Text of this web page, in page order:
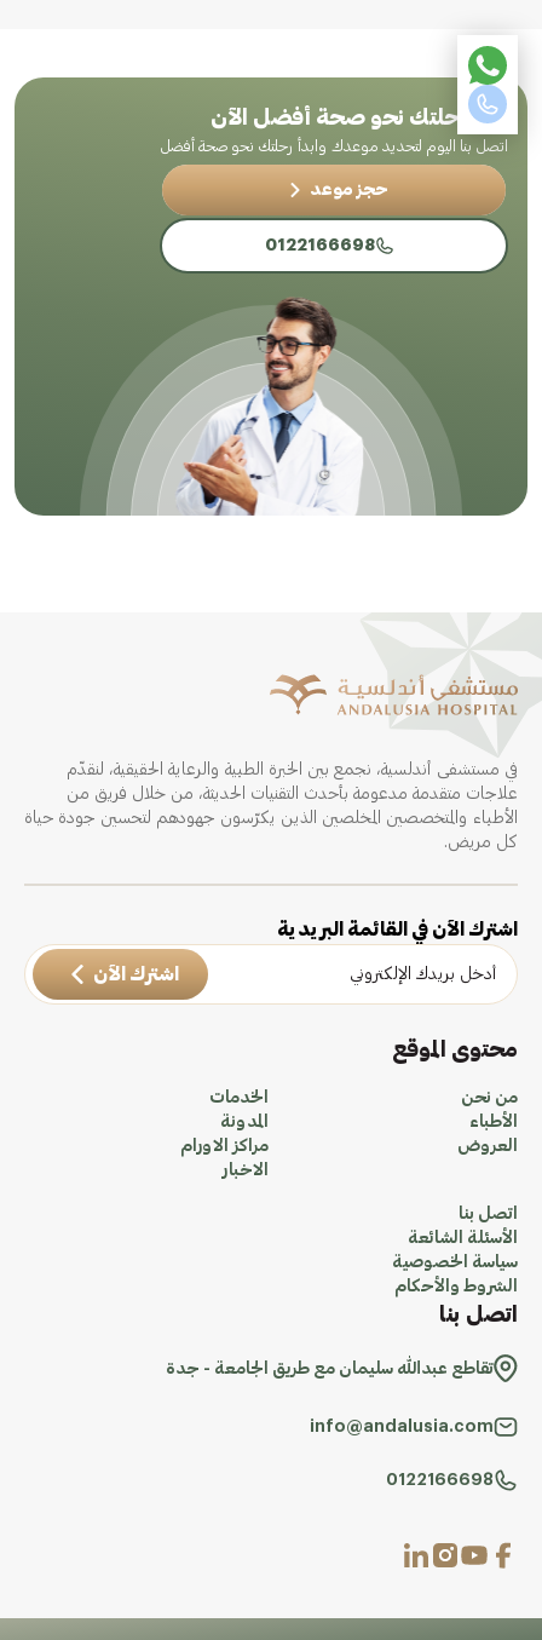
ابدأ رحلتك نحو صحة أفضل الآن
اتصل بنا اليوم لتحديد موعدك وابدأ رحلتك نحو صحة أفضل
حجز موعد
0122166698
في مستشفى أندلسية، نجمع بين الخبرة الطبية والرعاية الحقيقية، لنقدّم
علاجات متقدمة مدعومة بأحدث التقنيات الحديثة، من خلال فريق من
الأطباء والمتخصصين المخلصين الذين يكرّسون جهودهم لتحسين جودة حياة
كل مريض.
اشترك الآن في القائمة البريدية
اشترك الآن
محتوى الموقع
من نحن
الأطباء
العروض
الخدمات
المدونة
مراكز الاورام
الاخبار
اتصل بنا
الأسئلة الشائعة
سياسة الخصوصية
الشروط والأحكام
اتصل بنا
تقاطع عبدالله سليمان مع طريق الجامعة - جدة
info@andalusia.com
0122166698